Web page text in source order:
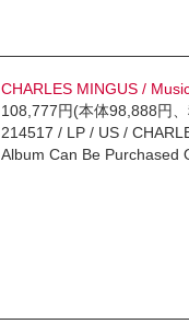
CHARLES MINGUS /
108,777円(本体98,888円
214517 / LP / US /
Album Can Be Purchased